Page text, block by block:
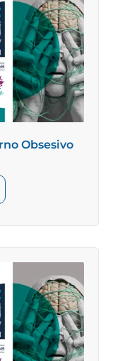
Obsesivo